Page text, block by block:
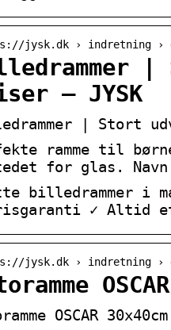
jysk.dk › indretning ›
– JYSK
| Stort
ramme til
for glas.
billedrammer i
✓ Altid
jysk.dk › indretning ›
OSCAR